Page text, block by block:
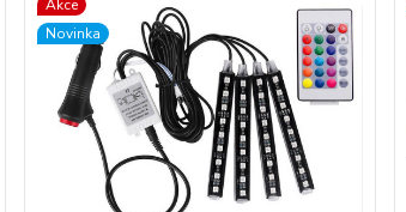
Akce
Novinka